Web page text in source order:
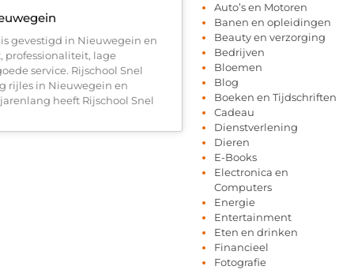
gevestigd in Nieuwegein en
professionaliteit, lage
service. Rijschool Snel
rijles in Nieuwegein en
heeft Rijschool Snel
Auto’s en Motoren
Banen en opleidingen
Beauty en verzorging
Bedrijven
Bloemen
Blog
Boeken en Tijdschriften
Cadeau
Dienstverlening
Dieren
E-Books
Electronica en
Computers
Energie
Entertainment
Eten en drinken
Financieel
Fotografie